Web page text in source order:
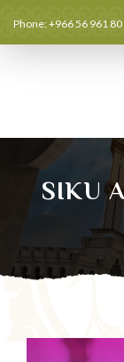
Phone: +966 56 961
SIKU